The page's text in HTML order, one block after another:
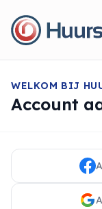
WELKOM BIJ
Account